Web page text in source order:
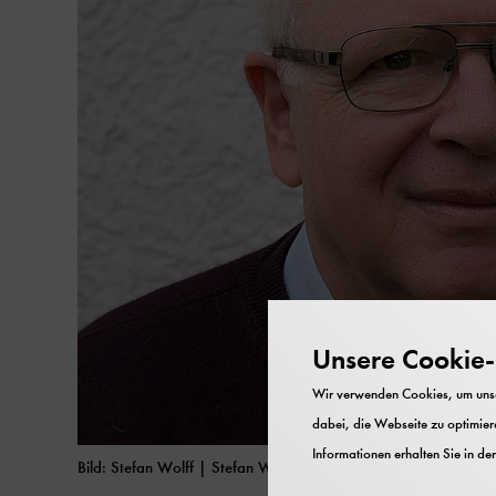
Bild: Stefan Wolff | Stefan Wolff
Unsere
Wir verwenden Cookies, um
dabei, die Webseite zu
Informationen erhalten Sie in der